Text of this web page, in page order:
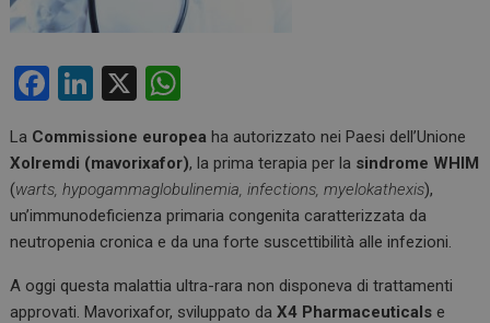
F
ce
b
o
o
k
Li
ke
dI
n
X
at
s
A
p
p
La Commissione europea ha autorizzato nei Paesi dell’Unione
Xolremdi (mavorixafor), la prima terapia per la sindrome WHIM
(warts, hypogammaglobulinemia, infections, myelokathexis),
un’immunodeficienza primaria congenita caratterizzata da
neutropenia cronica e da una forte suscettibilità alle infezioni.
A oggi questa malattia ultra-rara non disponeva di trattamenti
approvati. Mavorixafor, sviluppato daX4 Pharmaceuticals e